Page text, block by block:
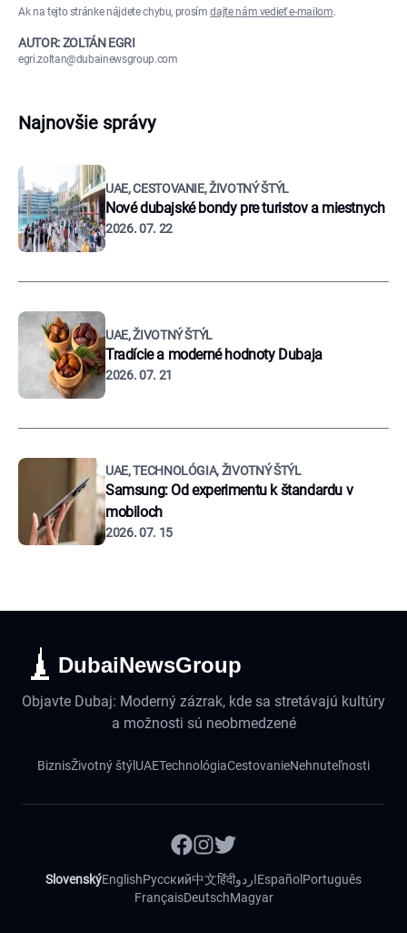
Ak na tejto stránke nájdete chybu, prosímdajte nám vedieť e-mailom.
AUTOR: ZOLTÁN EGRI
egri.zoltan@dubainewsgroup.com
Najnovšie správy
UAE, CESTOVANIE, ŽIVOTNÝ ŠTÝL
Nové dubajské bondy pre turistov a miestnych
2026. 07. 22
UAE, ŽIVOTNÝ ŠTÝL
Tradície a moderné hodnoty Dubaja
2026. 07. 21
UAE, TECHNOLÓGIA, ŽIVOTNÝ ŠTÝL
Samsung: Od experimentu k štandardu v
mobiloch
2026. 07. 15
DubaiNewsGroup
Objavte Dubaj: Moderný zázrak, kde sa stretávajú kultúry
a možnosti sú neobmedzené
BiznisŽivotný štýl UAETechnológiaCestovanieNehnuteľnosti
SlovenskýEnglishРусский中文हिंदीاردوEspañol Português
FrançaisDeutschMagyar